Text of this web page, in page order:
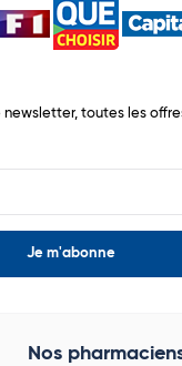
newsletter, toutes les
Nos